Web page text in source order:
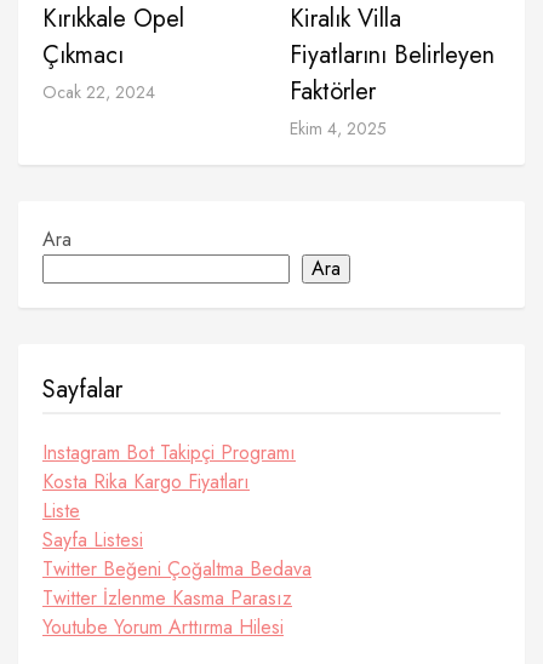
Kırıkkale Opel
Çıkmacı
Ocak 22, 2024
Kiralık Villa
Fiyatlarını Belirleyen
Faktörler
Ekim 4, 2025
Ara
Ara
Sayfalar
Instagram Bot Takipçi Programı
Kosta Rika Kargo Fiyatları
Liste
Sayfa Listesi
Twitter Beğeni Çoğaltma Bedava
Twitter İzlenme Kasma Parasız
Youtube Yorum Arttırma Hilesi